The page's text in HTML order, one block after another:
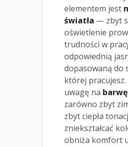
elementem jest
światła — zbyt
oświetlenie
trudności w
odpowiednią
dopasowaną do
której
uwagę na
zarówno zbyt
zbyt ciepła
zniekształcać
obniża komfort